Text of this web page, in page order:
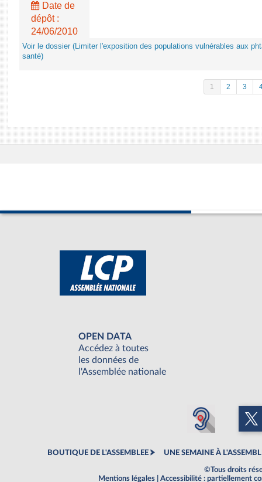
Date de
dépôt :
24/06/2010
Voir le dossier (Limiter l'exposition des populations vulnérables aux
santé)
1 2 3
OPEN DATA
Accédez à toutes
les données de
l'Assemblée nationale
BOUTIQUE DE L'ASSEMBLEE UNE SEMAINE À
©Tous droits
Mentions légales
Accessibilité : partiellement